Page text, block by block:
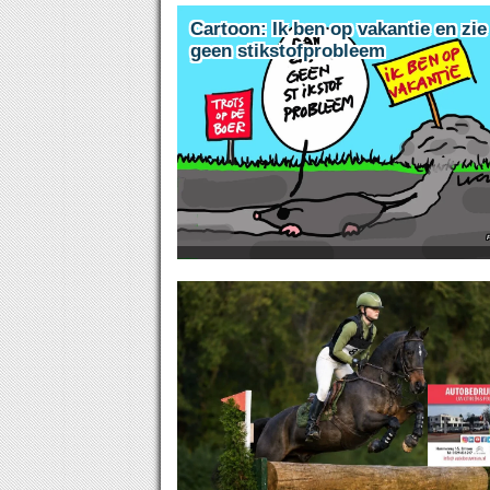
Cartoon: Ik ben op vakantie en zie
geen stikstofprobleem